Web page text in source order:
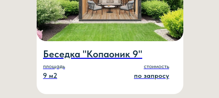
Беседка "Копаоник 9"
площадь
9 м2
стоимость
по запросу